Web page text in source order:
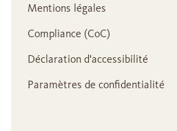
Mentions légales
Compliance (CoC)
Déclaration d'accessibilité
Paramètres de confidentialité